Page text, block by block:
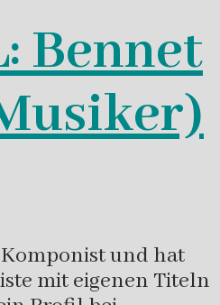
Bennet
und hat
mit eigenen Titeln